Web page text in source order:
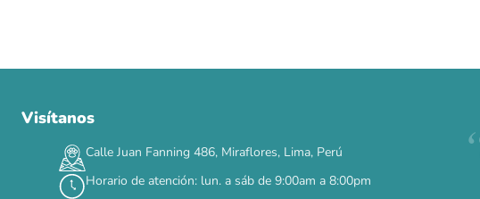
✕
Visítanos
Calle Juan Fanning 486, Miraflores, Lima, Perú
Horario de atención: lun. a sáb de 9:00am a 8:00pm